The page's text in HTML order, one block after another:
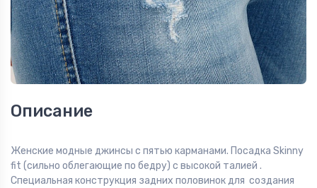
Описание
Женские модные джинсы с пятью карманами. Посадка Skinny
fit (сильно облегающие по бедру) с высокой талией .
Специальная конструкция задних половинок для создания